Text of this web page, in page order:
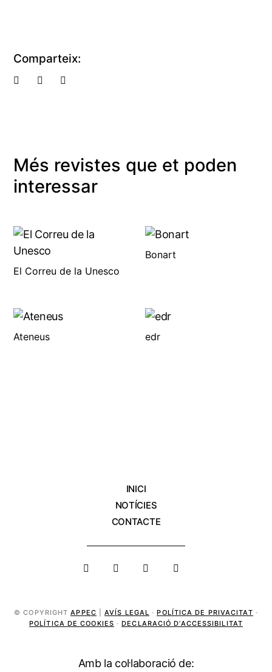
Comparteix:
Més revistes que et poden
interessar
El Correu de la Unesco
Bonart
Ateneus edr
INICI
NOTÍCIES
CONTACTE
© COPYRIGHTAPPEC |AVÍS LEGAL ·POLÍTICA DE PRIVACITAT ·
POLÍTICA DE COOKIES ·DECLARACIÓ D’ACCESSIBILITAT
Amb la col·laboració de: